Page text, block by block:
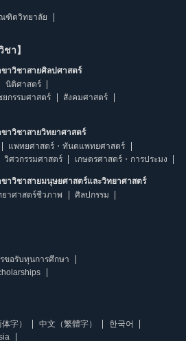
ณฑิตวิทยาลัย
า】
าวิชาสายศิลปศาสตร์
นิติศาสตร์
กรรมศาสตร์
สังคมศาสตร์
าวิชาสายวิทยาศาสตร์
แพทยศาสตร์・ทันตแพทยศาสตร์
วิศวกรรมศาสตร์ เกษตรศาสตร์・การประมง
าวิชาสายมนุษยศาสตร์และวิทยาศาสตร์
ยาศาสตร์ชีวภาพ
ศิลปกรรม
ขอรับทุนการศึกษา
字） 中文（繁體字）
한국어